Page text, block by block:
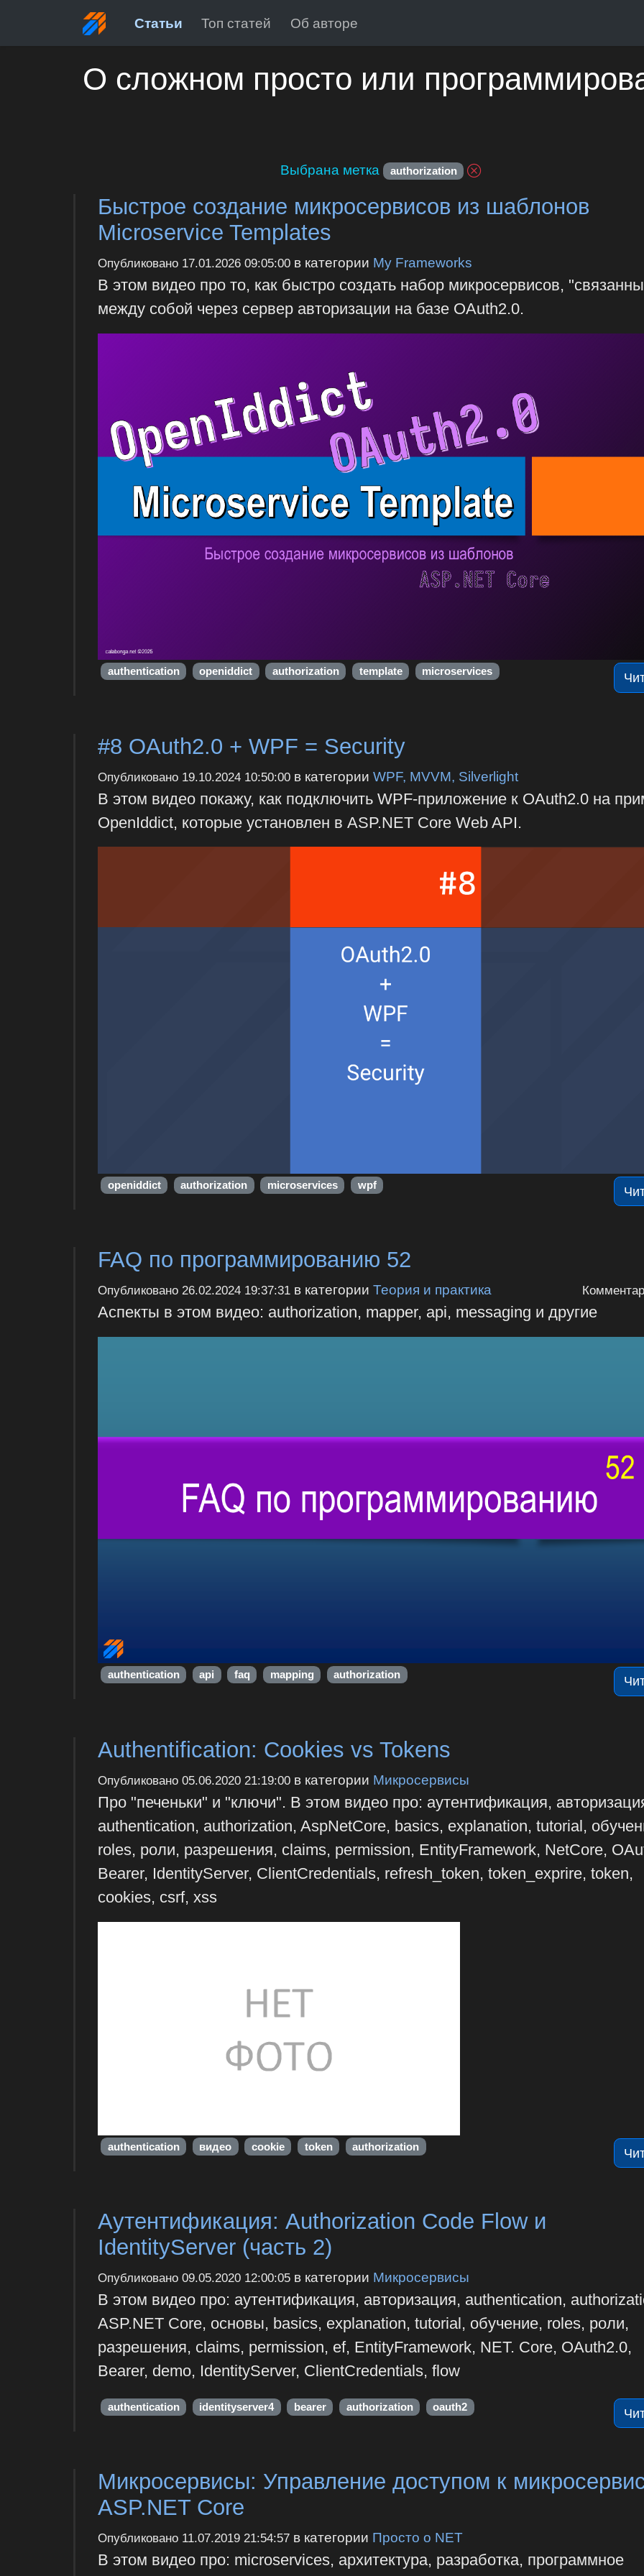
Статьи Топ статей Об авторе
О сложном просто или
Выбрана метка authorization
Быстрое создание микросервисов из шаблонов
Microservice Templates
Опубликовано 17.01.2026 09:05:00в категории My Frameworks
В этом видео про то, как быстро создать набор микросервисов,
между собой через сервер авторизации на базе OAuth2.0.
authentication openiddict authorization template microservices
#8 OAuth2.0 + WPF = Security
Опубликовано 19.10.2024 10:50:00в категории WPF, MVVM, Silverlight
В этом видео покажу, как подключить WPF-приложение к OAuth2.0 на
OpenIddict, которые установлен в ASP.NET Core Web API.
openiddict authorization microservices wpf
FAQ по программированию 52
Опубликовано 26.02.2024 19:37:31в категории Теория и практика
Аспекты в этом видео: authorization, mapper, api, messaging и другие
authentication api faq mapping authorization
Authentification: Cookies vs Tokens
Опубликовано 05.06.2020 21:19:00в категории Микросервисы
Про "печеньки" и "ключи". В этом видео про: аутентификация,
authentication, authorization, AspNetCore, basics, explanation, tutorial,
roles, роли, разрешения, claims, permission, EntityFramework, NetCore,
Bearer, IdentityServer, ClientCredentials, refresh_token, token_exprire, token,
cookies, csrf, xss
authentication видео cookie token authorization
Аутентификация: Authorization Code Flow и
IdentityServer (часть 2)
Опубликовано 09.05.2020 12:00:05в категории Микросервисы
В этом видео про: аутентификация, авторизация, authentication,
ASP.NET Core, основы, basics, explanation, tutorial, обучение, roles, роли,
разрешения, claims, permission, ef, EntityFramework, NET. Core, OAuth2.0,
Bearer, demo, IdentityServer, ClientCredentials, flow
authentication identityserver4 bearer authorization oauth2
Микросервисы: Управление доступом к
ASP.NET Core
Опубликовано 11.07.2019 21:54:57в категории Просто о NET
В этом видео про: microservices, архитектура, разработка, программное